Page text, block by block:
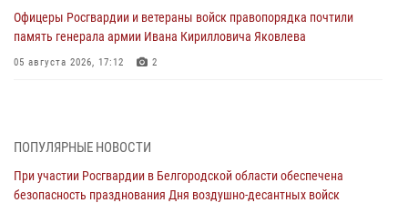
Офицеры Росгвардии и ветераны войск правопорядка почтили
память генерала армии Ивана Кирилловича Яковлева
05 августа 2026, 17:12 2
Росгвардия призывает белгородских владельцев оружия не
ПОПУЛЯРНЫЕ НОВОСТИ
При участии Росгвардии в Белгородской области обеспечена
безопасность празднования Дня воздушно-десантных войск